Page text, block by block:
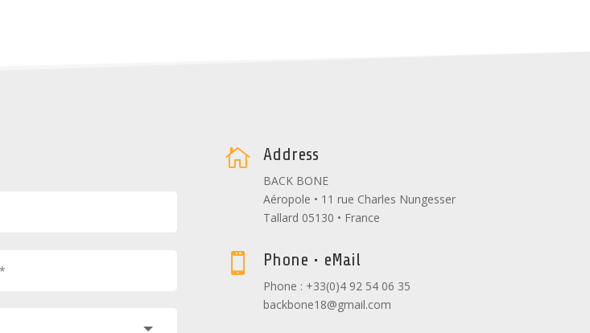
 Address
BACK BONE
Aéropole • 11 rue Charles Nungesser
Tallard 05130 • France
 Phone • eMail
Phone : +33(0)4 92 54 06 35
backbone18@gmail.com